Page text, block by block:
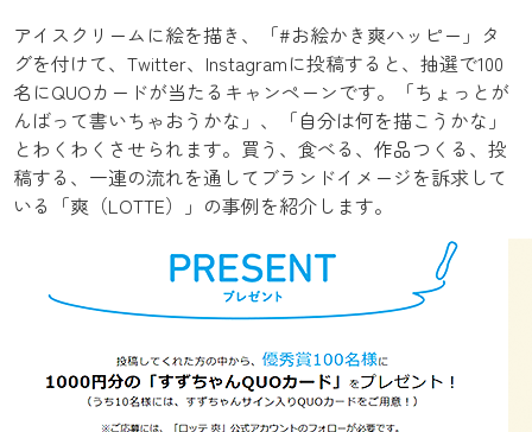
アイスクリームに絵を描き、「#お絵かき爽ハッピー」タ
グを付けて、Twitter、Instagramに投稿すると、抽選で100
名にQUOカードが当たるキャンペーンです。「ちょっとが
んばって書いちゃおうかな」、「自分は何を描こうかな」
とわくわくさせられます。買う、食べる、作品つくる、投
稿する、一連の流れを通してブランドイメージを訴求して
いる「爽（LOTTE）」の事例を紹介します。